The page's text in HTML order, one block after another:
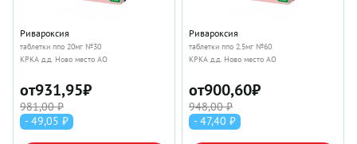
Ривароксия
таблетки ппо 20мг №30
КРКА д.д. Ново место АО
от931,95₽
981,00 ₽
- 49,05 ₽
Ривароксия
таблетки ппо 2.5мг №60
КРКА д.д. Ново место АО
от900,60₽
948,00 ₽
- 47,40 ₽